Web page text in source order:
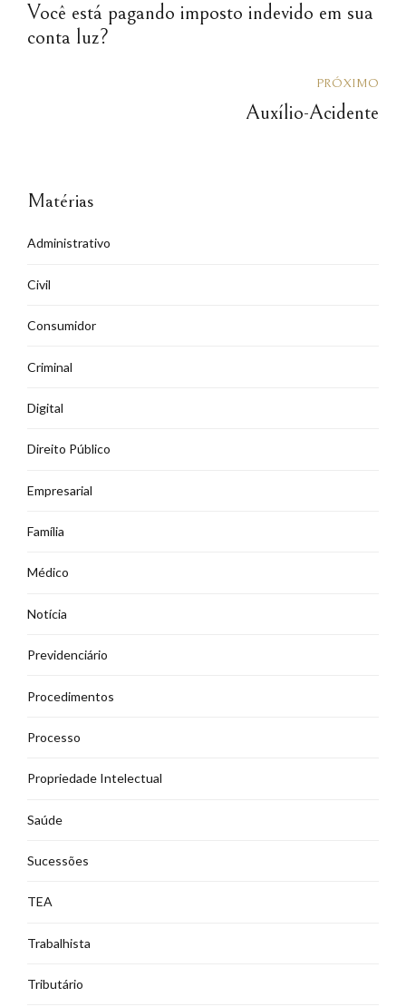
Você está pagando imposto indevido em sua
conta luz?
PRÓXIMO
Auxílio-Acidente
Matérias
Administrativo
Civil
Consumidor
Criminal
Digital
Direito Público
Empresarial
Família
Médico
Notícia
Previdenciário
Procedimentos
Processo
Propriedade Intelectual
Saúde
Sucessões
TEA
Trabalhista
Tributário